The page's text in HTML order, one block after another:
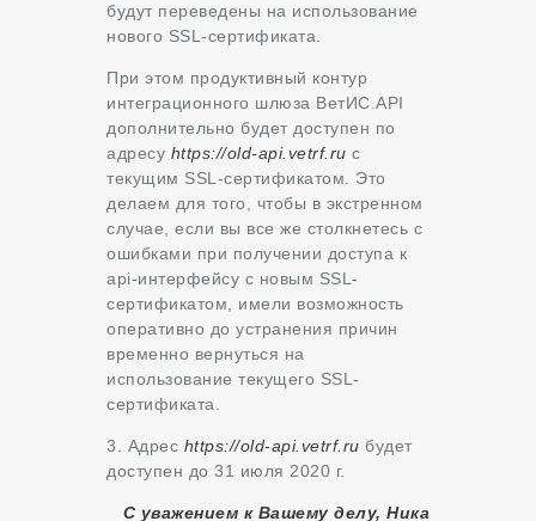
будут переведены на использование
нового SSL-сертификата.
При этом продуктивный контур
интеграционного шлюза ВетИС.API
дополнительно будет доступен по
адресу https://old-api.vetrf.ru с
текущим SSL-сертификатом. Это
делаем для того, чтобы в экстренном
случае, если вы все же столкнетесь с
ошибками при получении доступа к
api-интерфейсу с новым SSL-
сертификатом, имели возможность
оперативно до устранения причин
временно вернуться на
использование текущего SSL-
сертификата.
3. Адрес https://old-api.vetrf.ru будет
доступен до 31 июля 2020 г.
С уважением к Вашему делу, Ника